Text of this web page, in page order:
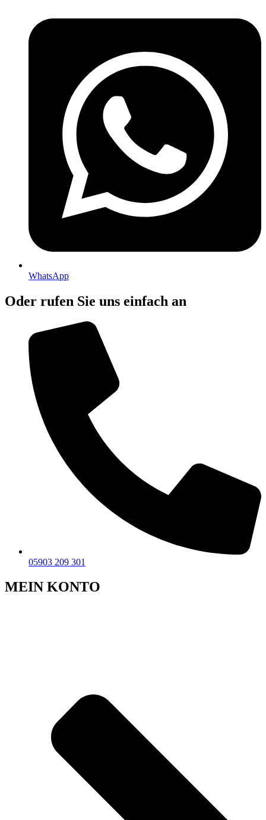
WhatsApp
Oder rufen Sie uns einfach an
05903 209 301
MEIN KONTO